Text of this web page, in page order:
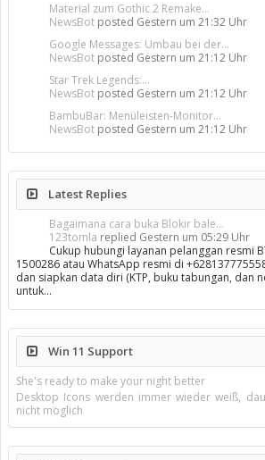
Material zum Gothic 2 Remake...
NewsBot posted Gestern um 21:32 Uhr
Google Messages: Umbau bei der...
NewsBot posted Gestern um 21:12 Uhr
Star Trek Legends:...
NewsBot posted Gestern um 21:12 Uhr
BambuBar: Menüleisten-Monitor...
NewsBot posted Gestern um 21:12 Uhr
Latest Replies
Bagaimana cara buka Blokir bale...
123tomla replied Gestern um 05:29 Uhr
Cukup hubungi layanan pelanggan resmi
1500286 atau WhatsApp resmi di
dan siapkan data diri (KTP, buku tabungan, dan
untuk…
Win 11 Support
She's ready to make your night better
Desktop Icons werden immer wieder weiß,
nicht möglich